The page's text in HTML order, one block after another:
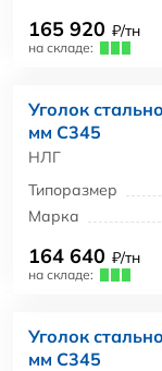
165 920 ₽/тн
на складе:
Уголок
мм С345
НЛГ
Типоразмер
Марка
164 640 ₽/тн
на складе:
Уголок
мм С345